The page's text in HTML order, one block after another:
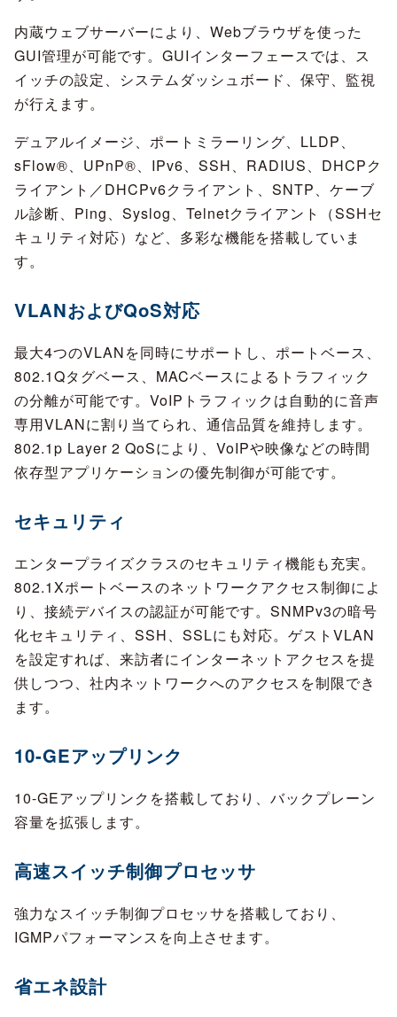
内蔵ウェブサーバーにより、Webブラウザを使った
GUI管理が可能です。GUIインターフェースでは、ス
イッチの設定、システムダッシュボード、保守、監視
が行えます。
デュアルイメージ、ポートミラーリング、LLDP、
sFlow®、UPnP®、IPv6、SSH、RADIUS、DHCPク
ライアント／DHCPv6クライアント、SNTP、ケーブ
ル診断、Ping、Syslog、Telnetクライアント（SSHセ
キュリティ対応）など、多彩な機能を搭載していま
す。
VLANおよびQoS対応
最大4つのVLANを同時にサポートし、ポートベース、
802.1Qタグベース、MACベースによるトラフィック
の分離が可能です。VoIPトラフィックは自動的に音声
専用VLANに割り当てられ、通信品質を維持します。
802.1p Layer 2 QoSにより、VoIPや映像などの時間
依存型アプリケーションの優先制御が可能です。
セキュリティ
エンタープライズクラスのセキュリティ機能も充実。
802.1Xポートベースのネットワークアクセス制御によ
り、接続デバイスの認証が可能です。SNMPv3の暗号
化セキュリティ、SSH、SSLにも対応。ゲストVLAN
を設定すれば、来訪者にインターネットアクセスを提
供しつつ、社内ネットワークへのアクセスを制限でき
ます。
10-GEアップリンク
10-GEアップリンクを搭載しており、バックプレーン
容量を拡張します。
高速スイッチ制御プロセッサ
強力なスイッチ制御プロセッサを搭載しており、
IGMPパフォーマンスを向上させます。
省エネ設計